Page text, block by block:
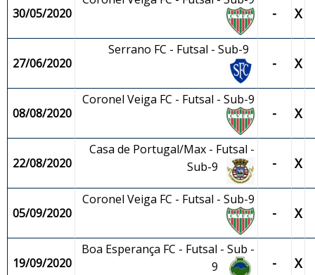
30/05/2020 - X
27/06/2020
Serrano FC - Futsal - Sub-9
- X
08/08/2020
Coronel Veiga FC - Futsal - Sub-9
- X
22/08/2020
Casa de Portugal/Max - Futsal -
Sub-9
- X
05/09/2020
Coronel Veiga FC - Futsal - Sub-9
- X
19/09/2020
Boa Esperança FC - Futsal - Sub -
9
- X